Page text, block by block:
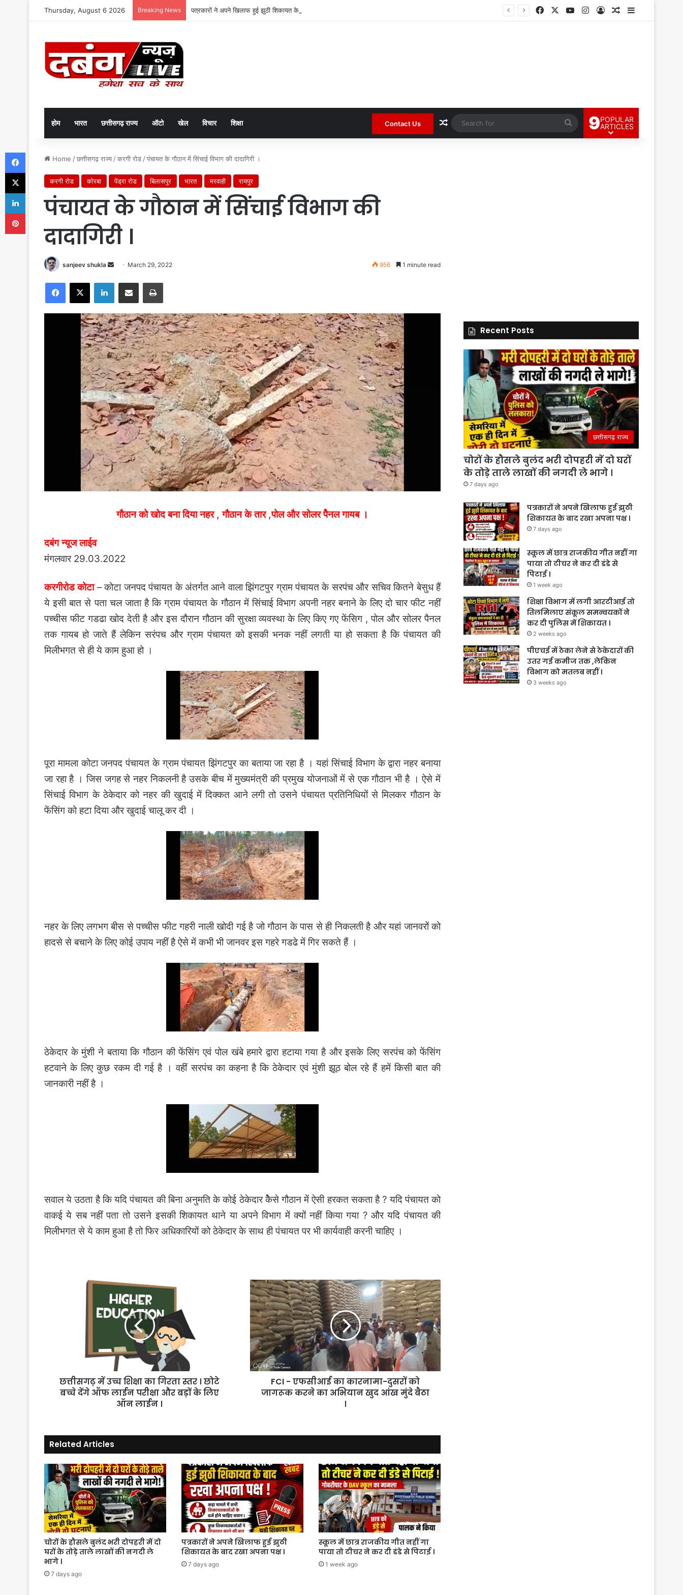
Thursday, August 6 2026 Breaking News पत्रकारों ने अपने खिलाफ हुई झुठी शिकायत के बाद रखा अपना पक्ष । FacebookYouTubeInstagram
Log InRandom Article
Sidebar
होम भारत छत्तीसगढ़ राज्य ऑटो खेल विचार शिक्षा Contact Us Random Article
Search
for
9POPULAR
ARTICLES
Home /छत्तीसगढ़ राज्य /करगी रोड /पंचायत के गौठान में सिंचाई विभाग की दादागिरी ।
करगी रोड कोरबा पेंड्रा रोड बिलासपुर भारत मरवाही रायपुर
पंचायत के गौठान में सिंचाई विभाग की
दादागिरी ।
sanjeev shukla
Send
email
March 29, 2022 956 1 minute read
Facebook
X LinkedInShare via Email Print
गौठान को खोद बना दिया नहर , गौठान के तार ,पोल और सोलर पेैनल गायब ।
दबंग न्यूज लाईव
मंगलवार 29.03.2022
करगीरोड कोटा – कोटा जनपद पंचायत के अंतर्गत आने वाला झिंगटपुर ग्राम पंचायत के सरपंच और सचिव कितने बेसुध हैं
ये इसी बात से पता चल जाता है किग्राम पंचायत के गौठान में सिंचाई विभाग अपनी नहर बनाने के लिए दो चार फीट नहीं
पच्चीस फीट गडढा खोद देती है और इस दौरान गौठान की सुरक्षा व्यवस्था के लिए किए गए फेंसिग , पोल और सोलर पैनल
तक गायब हो जाते हैं लेकिन सरंपच और ग्राम पंचायत को इसकी भनक नहीं लगती या हो सकता है कि पंचायत की
मिलीभगत से ही ये काम हुआ हो ।
पूरा मामला कोटा जनपद पंचायत के ग्राम पंचायत झिंगटपुर का बताया जा रहा है । यहां सिंचाई विभाग के द्वारा नहर बनाया
जा रहा है । जिस जगह से नहर निकलनी है उसके बीच में मुख्यमंत्री की प्रमुख योजनाओं में से एक गौठान भी है । ऐसे में
सिंचाई विभाग के ठेकेदार को नहर की खुदाई में दिक्कत आने लगी तो उसने पंचायत प्रतिनिधियों से मिलकर गौठान के
फेंसिंग को हटा दिया और खुदाई चालू कर दी ।
नहर के लिए लगभग बीस से पच्चीस फीट गहरी नाली खोदी गई है जो गौठान के पास से ही निकलती है और यहां जानवरों को
हादसे से बचाने के लिए कोई उपाय नहीं है ऐसे में कभी भी जानवर इस गहरे गडढे में गिर सकते हैं ।
ठेकेदार के मुंशी ने बताया कि गौठान की फेंसिंग एवं पोल खंबे हमारे द्वारा हटाया गया है और इसके लिए सरपंच को फेंसिंग
हटवाने के लिए कुछ रकम दी गई है । वहीं सरपंच का कहना है कि ठेकेदार एवं मुंशी झूठ बोल रहे हैं हमें किसी बात की
जानकारी नहीं है ।
सवाल ये उठता है कि यदि पंचायत की बिना अनुमति के कोई ठेकेदार केैसे गौठान में ऐसी हरकत सकता है ? यदि पंचायत को
वाकई ये सब नहीं पता तो उसने इसकी शिकायत थाने या अपने विभाग में क्यों नहीं किया गया ? और यदि पंचायत की
मिलीभगत से ये काम हुआ है तो फिर अधिकारियों को ठेकेदार के साथ ही पंचायत पर भी कार्यवाही करनी चाहिए ।
और
बड़ों
के
लिए
लाईन
।
छत्तीसगढ़ में उच्च शिक्षा का गिरता स्तर । छोटे
बच्चे देंगे ऑफ लाईन परीक्षा और बड़ों के लिए
ऑन लाईन ।
FCI
-
एफसीआई
का
कारनामा-
दुसरों
को
जागरूक
करने
अभियान
बैठा
FCI - एफसीआई का कारनामा-दुसरों को
जागरूक करने का अभियान खुद आंख मुंदे बैठा
।
Related Articles
चोरों के हौसले बुलंद भरी दोपहरी में दो
घरों के तोड़े ताले लाखों की नगदी ले
भागे ।
7 days ago
पत्रकारों ने अपने खिलाफ हुई झुठी
शिकायत के बाद रखा अपना पक्ष ।
7 days ago
स्कूल में छात्र राजकीय गीत नहीं गा
पाया तो टीचर ने कर दी डंडे से पिटाई ।
1 week ago
Recent Posts
छत्तीसगढ़ राज्य
चोरों के हौसले बुलंद भरी दोपहरी में दो घरों
के तोड़े ताले लाखों की नगदी ले भागे ।
7 days ago
पत्रकारों ने अपने खिलाफ हुई झुठी
शिकायत के बाद रखा अपना पक्ष ।
7 days ago
स्कूल में छात्र राजकीय गीत नहीं गा
पाया तो टीचर ने कर दी डंडे से
पिटाई ।
1 week ago
शिक्षा विभाग में लगी आरटीआई तो
तिलमिलाए संकूल समन्वयकों ने
कर दी पुलिस में शिकायत ।
2 weeks ago
पीएचई में ठेका लेने से ठेकेदारों की
उतर गई कमीज तक ,लेकिन
विभाग को मतलब नहीं ।
3 weeks ago
Facebook
X
LinkedIn
Pinterest